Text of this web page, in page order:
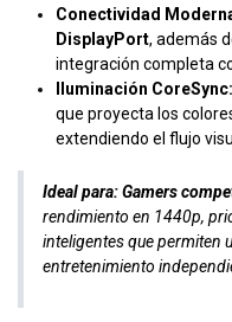
Conectividad
DisplayPort, además
integración completa
Iluminación CoreSync:
que proyecta los
extendiendo el flujo
Ideal para:Gamers
rendimiento en 1440p,
inteligentes que permiten
entretenimiento